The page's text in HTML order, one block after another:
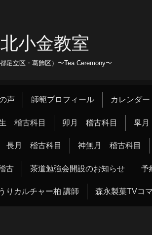
小金教室
足立区・葛飾区）〜Tea Ceremony〜
声 師範プロフィール カレンダー
稽古科目 卯月 稽古科目 皐
長月 稽古科目 神無月 稽古科目
古 茶道勉強会開設のお知らせ 予
りカルチャー柏 講師 森永製菓TVコ